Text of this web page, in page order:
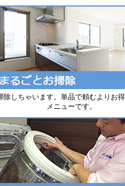
除しちゃいます。単品で頼むよりお
メニューです。